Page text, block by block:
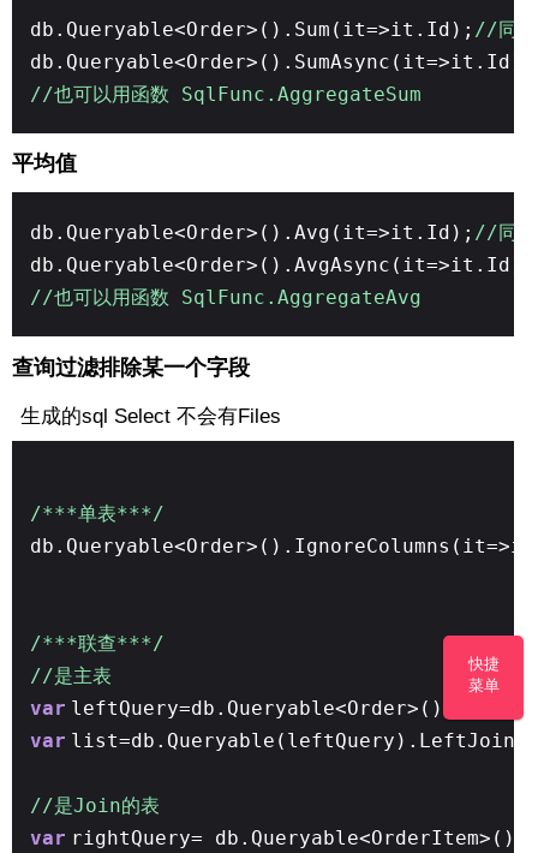
db.Queryable<Order>().Sum(it=>it.Id); //同步
db.Queryable<Order>().SumAsync(it=>it.Id);
//也可以用函数 SqlFunc.AggregateSum
平均值
db.Queryable<Order>().Avg(it=>it.Id); //同步
db.Queryable<Order>().AvgAsync(it=>it.Id);
//也可以用函数 SqlFunc.AggregateAvg
查询过滤排除某一个字段
生成的sql Select 不会有Files
/***单表***/
/***联查***/
//是主表
var
var
//是Join的表
var rightQuery=
快捷
菜单